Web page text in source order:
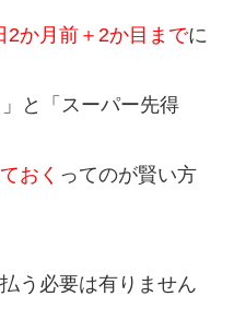
2か月前＋2か目までに
と「スーパー先得
おく ってのが賢い方
う必要は有りません